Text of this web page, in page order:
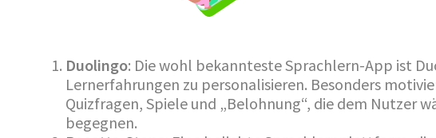
Duolingo: Die wohl bekannteste Sprachlern-App ist
Lernerfahrungen zu personalisieren. Besonders
Quizfragen, Spiele und „Belohnung“, die dem Nutzer
begegnen.